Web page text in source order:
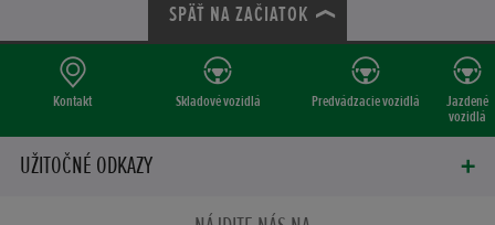
SPÄŤ NA ZAČIATOK
Kontakt Skladové vozidlá Predvádzacie vozidlá
Jazdené
vozidlá
UŽITOČNÉ ODKAZY